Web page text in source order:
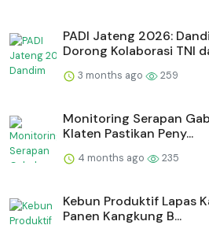
PADI Jateng 2026:
Dorong Kolaborasi TNI
3 months ago 259
Monitoring Serapan
Klaten Pastikan Peny...
4 months ago 235
⁠Kebun Produktif Lapas
Panen Kangkung B...